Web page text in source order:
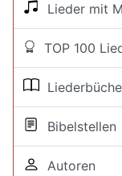
Lieder mit
TOP 100
Bibelstellen
Autoren